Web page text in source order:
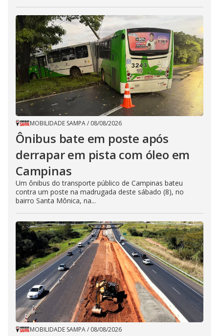
MOBILIDADE SAMPA/ 08/08/2026
Ônibus bate em poste após
derrapar em pista com óleo em
Campinas
Um ônibus do transporte público de Campinas bateu
contra um poste na madrugada deste sábado (8), no
bairro Santa Mônica, na...
MOBILIDADE SAMPA/ 08/08/2026